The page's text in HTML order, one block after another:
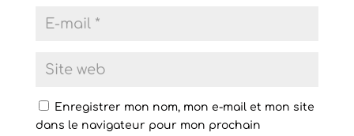
Enregistrer mon nom, mon e-mail et mon site
dans le navigateur pour mon prochain